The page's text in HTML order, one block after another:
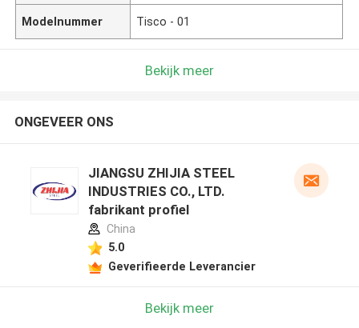
Modelnummer Tisco - 01
Bekijk meer
ONGEVEER ONS
JIANGSU ZHIJIA STEEL
INDUSTRIES CO., LTD.
fabrikant profiel
China
5.0
Geverifieerde Leverancier
Bekijk meer